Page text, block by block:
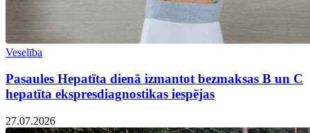
Veselība
Pasaules Hepatīta dienā izmantot bezmaksas B un C
hepatīta ekspresdiagnostikas iespējas
27.07.2026